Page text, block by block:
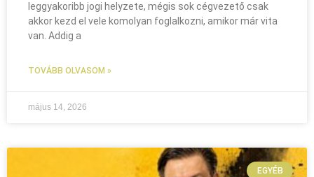
leggyakoribb jogi helyzete, mégis sok cégvezető csak
akkor kezd el vele komolyan foglalkozni, amikor már vita
van. Addig a
TOVÁBB OLVASOM »
május 14, 2026
EGYÉB